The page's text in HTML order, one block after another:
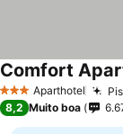
3 EstrelasAparthotel
Comfort
8,2 Muito boa